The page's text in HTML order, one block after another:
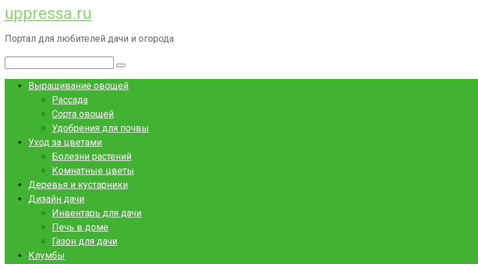
Перейти
к
контенту
uppressa.ru
Портал для любителей дачи и огорода
Выращивание овощей
Рассада
Сорта овощей
Удобрения для почвы
Уход за цветами
Болезни растений
Комнатные цветы
Деревья и кустарники
Дизайн дачи
Инвентарь для дачи
Печь в доме
Газон для дачи
Клумбы